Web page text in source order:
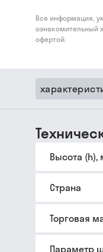
Вся информация,
ознакомительный
офертой.
Высота (h),
Страна
Торговая
Параметр